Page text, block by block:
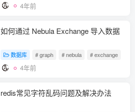
4年前
如何通过 Nebula Exchange 导入数据
数据库 # graph # nebula # exchange
4年前
redis常见字符乱码问题及解决办法